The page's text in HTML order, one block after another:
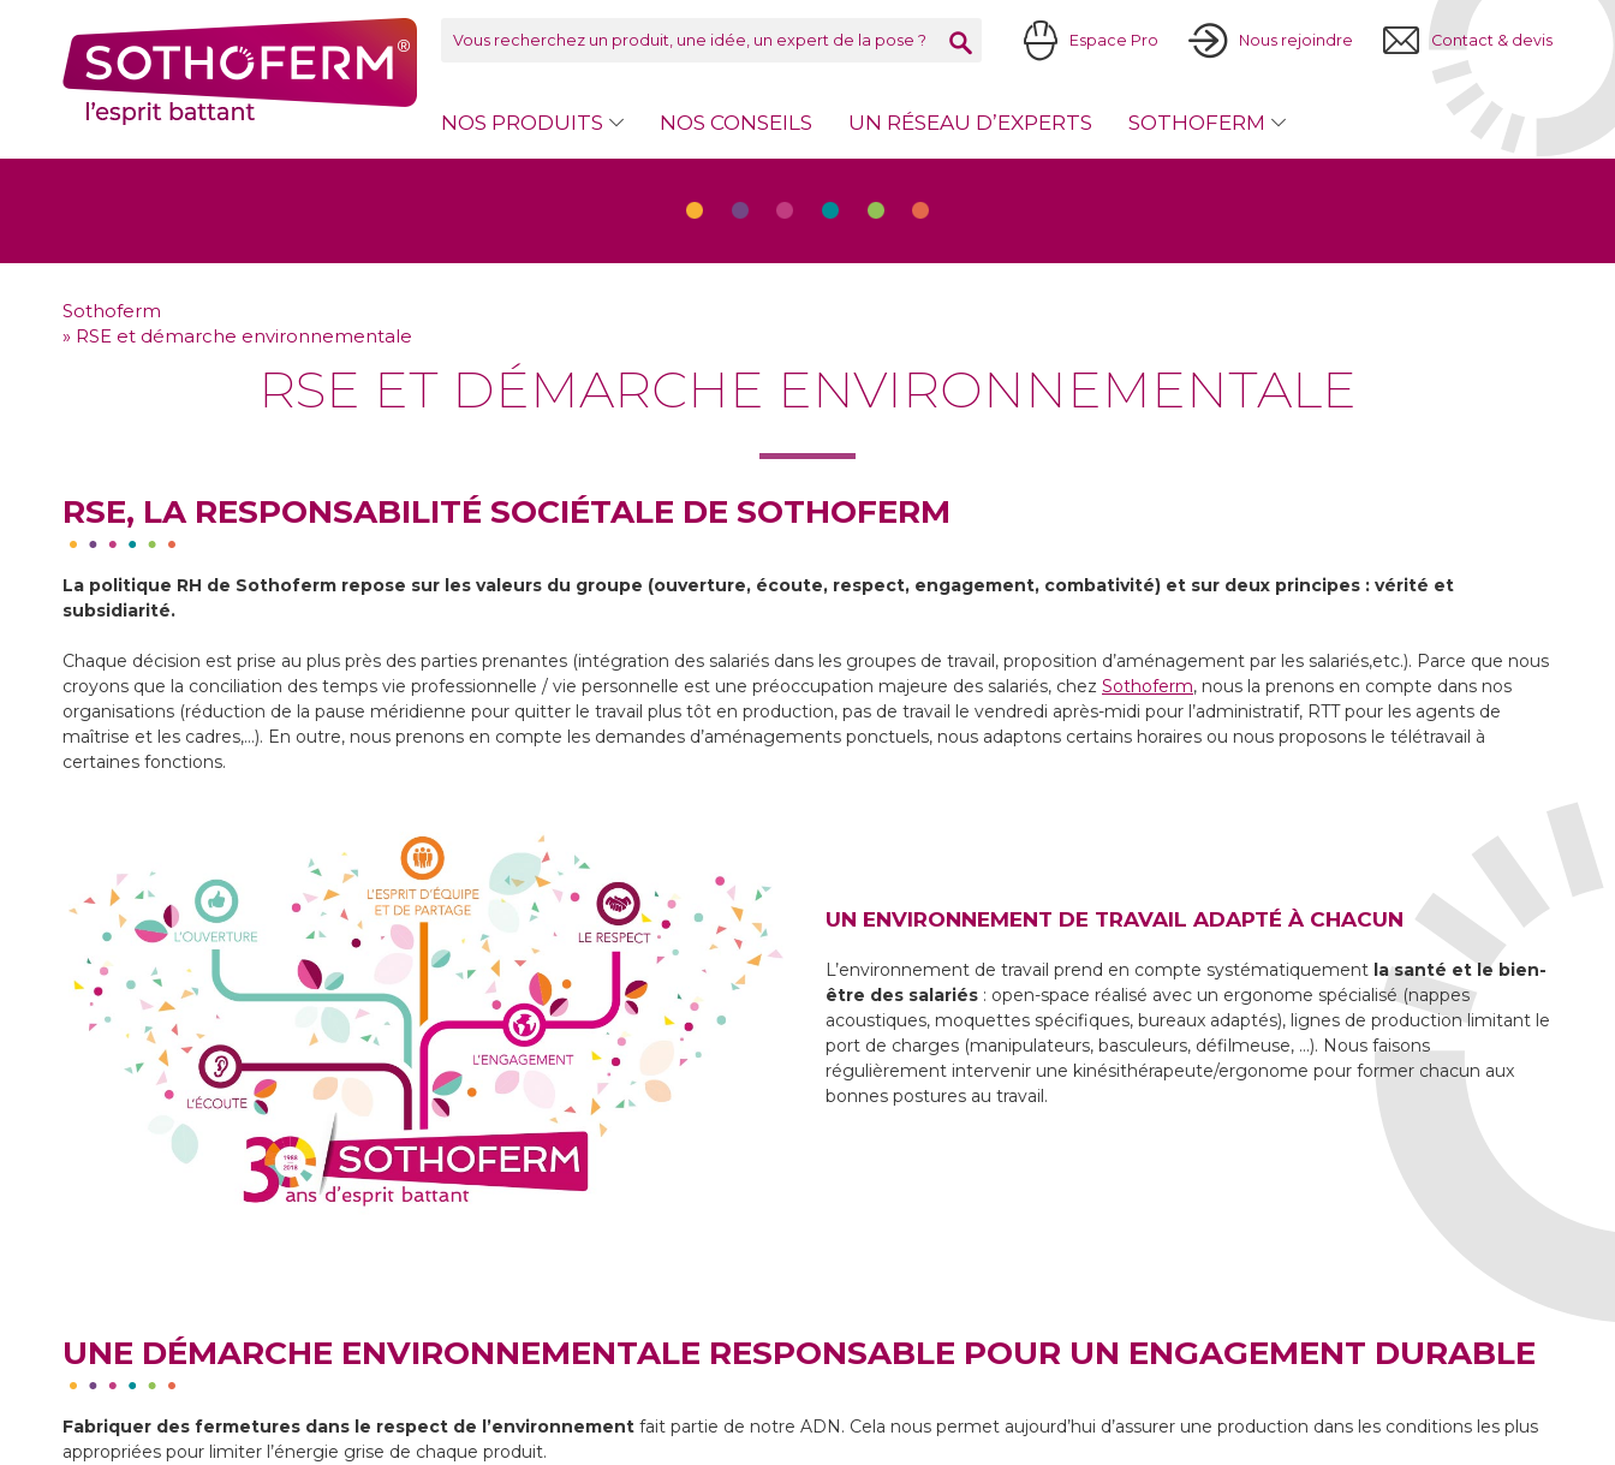
Espace Pro Nous rejoindre Contact & devis
NOS PRODUITS NOS CONSEILS UN RÉSEAU D’EXPERTS SOTHOFERM
Sothoferm
» RSE et démarche environnementale
RSE ET DÉMARCHE ENVIRONNEMENTALE
RSE, LA RESPONSABILITÉ SOCIÉTALE DE SOTHOFERM
La politique RH de Sothoferm repose sur les valeurs du groupe (ouverture, écoute, respect, engagement, combativité) et sur deux principes : vérité et
subsidiarité.
Chaque décision est prise au plus près des parties prenantes (intégration des salariés dans les groupes de travail, proposition d’aménagement par les salariés,etc.). Parce que nous
croyons que la conciliation des temps vie professionnelle / vie personnelle est une préoccupation majeure des salariés, chez Sothoferm, nous la prenons en compte dans nos
organisations (réduction de la pause méridienne pour quitter le travail plus tôt en production, pas de travail le vendredi après-midi pour l’administratif, RTT pour les agents de
maîtrise et les cadres,…). En outre, nous prenons en compte les demandes d’aménagements ponctuels, nous adaptons certains horaires ou nous proposons le télétravail à
certaines fonctions.
UN ENVIRONNEMENT DE TRAVAIL ADAPTÉ À CHACUN
L’environnement de travail prend en compte systématiquement la santé et le bien-
être des salariés : open-space réalisé avec un ergonome spécialisé (nappes
acoustiques, moquettes spécifiques, bureaux adaptés), lignes de production limitant le
port de charges (manipulateurs, basculeurs, défilmeuse, …). Nous faisons
régulièrement intervenir une kinésithérapeute/ergonome pour former chacun aux
bonnes postures au travail.
UNE DÉMARCHE ENVIRONNEMENTALE RESPONSABLE POUR UN ENGAGEMENT DURABLE
Fabriquer des fermetures dans le respect de l’environnement fait partie de notre ADN. Cela nous permet aujourd’hui d’assurer une production dans les conditions les plus
appropriées pour limiter l’énergie grise de chaque produit.